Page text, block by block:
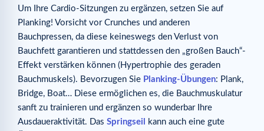
Um Ihre Cardio-Sitzungen zu ergänzen, setzen Sie auf
Planking! Vorsicht vor Crunches und anderen
Bauchpressen, da diese keineswegs den Verlust von
Bauchfett garantieren und stattdessen den „großen Bauch“-
Effekt verstärken können (Hypertrophie des geraden
Bauchmuskels). Bevorzugen Sie Planking-Übungen: Plank,
Bridge, Boat… Diese ermöglichen es, die Bauchmuskulatur
sanft zu trainieren und ergänzen so wunderbar Ihre
Ausdaueraktivität. Das Springseil
kann auch eine gute